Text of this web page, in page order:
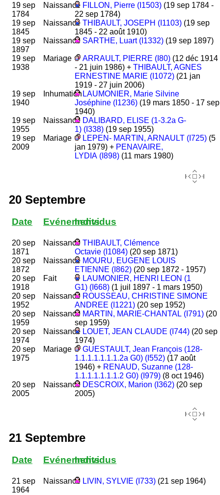
19 sep
1784
Naissance FILLON, Pierre (I1503) (19 sep 1784 -
22 sep 1784)
19 sep
1845
Naissance THIBAULT, JOSEPH (I1103) (19 sep
1845 - 22 août 1910)
19 sep
1897
Naissance SARTHE, Luart (I1332) (19 sep 1897)
19 sep
1938
Mariage ARRAULT, PIERRE (I80) (12 déc 1914
- 21 juin 1986) +THIBAULT, AGNES
ERNESTINE MARIE (I1072) (21 jan
1919 - 27 juin 2006)
19 sep
1940
Inhumation LAUMONIER, Marie Silvine
Joséphine (I1236) (19 mars 1850 - 17 sep
1940)
19 sep
1955
Naissance DALIBARD, ELISE (1-3.2a G-
1) (I338) (19 sep 1955)
19 sep
2009
Mariage LEPEN- MARTIN, ARNAULT (I725) (5
jan 1979) + PENAVAIRE,
LYDIA (I898) (11 mars 1980)
20 Septembre
Date Evénements
Individus
20 sep
1871
Naissance THIBAULT, Clémence
Octavie (I1084) (20 sep 1871)
20 sep
1872
Naissance MOURU, EUGENE LOUIS
ETIENNE (I862) (20 sep 1872 - 1957)
20 sep
1918
Fait
LAUMONIER, HENRI LEON (1
G1) (I668) (1 juil 1897 - 1 mars 1950)
20 sep
1952
Naissance ROUSSEAU, CHRISTINE SIMONE
ANDREE (I1221) (20 sep 1952)
20 sep
1959
Naissance MARTIN, MARIE-CHANTAL (I791) (20
sep 1959)
20 sep
1974
Naissance LOUET, JEAN CLAUDE (I744) (20 sep
1974)
20 sep
1975
Mariage
GUESTAULT, Jean François (128-
1.1.1.1.1.1.1.2a G0) (I552) (17 août
1946) + RENAUD, Suzanne (128-
1.1.1.1.1.1.1.2 G0) (I979) (8 oct 1946)
20 sep
2005
Naissance DESCROIX, Marion (I362) (20 sep
2005)
21 Septembre
Date Evénements
Individus
21 sep
1964
Naissance LIVIN, SYLVIE (I733) (21 sep 1964)